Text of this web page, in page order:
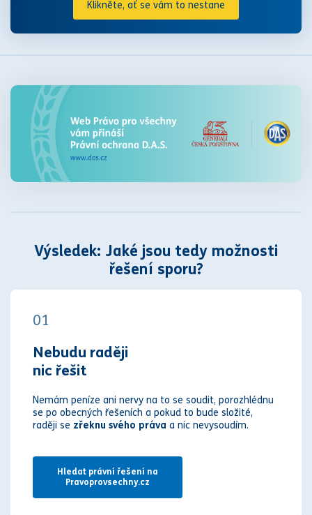
Klikněte, ať se vám to nestane
Výsledek: Jaké jsou tedy možnosti
řešení sporu?
01
Nebudu raději
nic řešit
Nemám peníze ani nervy na to se soudit, porozhlédnu
se po obecných řešeních a pokud to bude složité,
raději se zřeknu svého práva a nic nevysoudím.
Hledat právní řešení na
Pravoprovsechny.cz